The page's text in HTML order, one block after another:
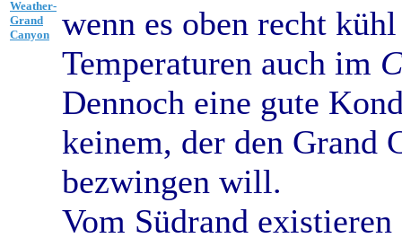
Weather-
Grand
Canyon
wenn es oben recht
Temperaturen auch im
Dennoch eine gute
keinem, der den Grand
bezwingen will.
Vom Südrand